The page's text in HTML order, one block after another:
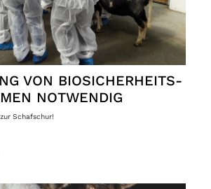
VON BIOSICHERHEITS-
NOTWENDIG
Schafschur!